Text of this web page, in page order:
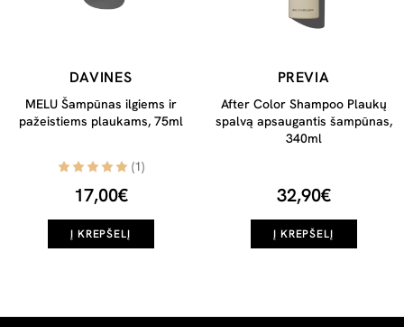
DAVINES
MELU Šampūnas ilgiems ir
pažeistiems plaukams, 75ml
(1)
17,00€
Į KREPŠELĮ
PREVIA
After Color Shampoo Plaukų
spalvą apsaugantis šampūnas,
340ml
32,90€
Į KREPŠELĮ